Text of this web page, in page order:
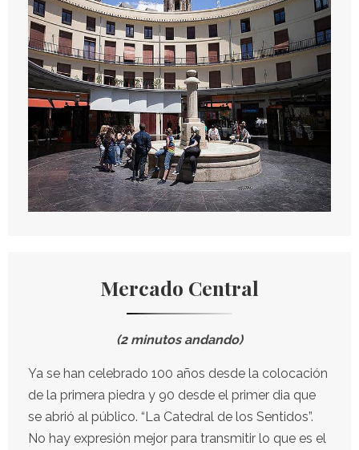
Mercado Central
(2 minutos andando)
Ya se han celebrado 100 años desde la colocación
de la primera piedra y 90 desde el primer dia que
se abrió al público. “La Catedral de los Sentidos”.
No hay expresión mejor para transmitir lo que es el